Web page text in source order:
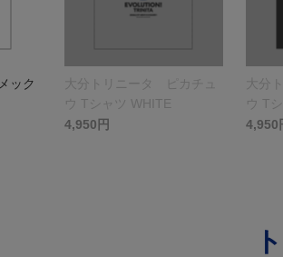
ック
大分トリニータ ピカチュ
ウ Tシャツ WHITE
4,950円
大分
ウ T
4,950